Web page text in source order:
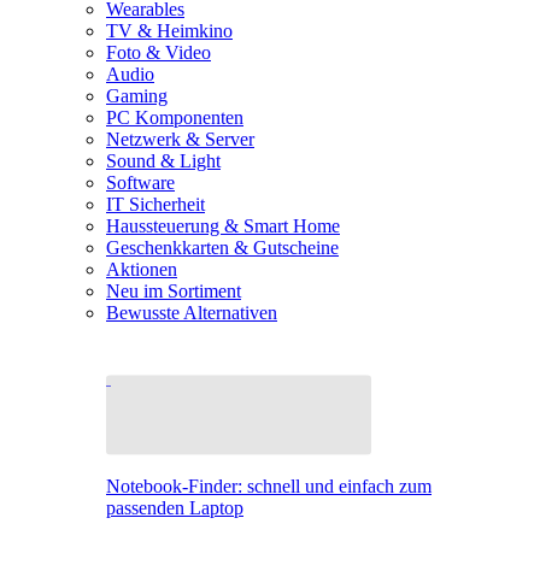
Wearables
TV & Heimkino
Foto & Video
Audio
Gaming
PC Komponenten
Netzwerk & Server
Sound & Light
Software
IT Sicherheit
Haussteuerung & Smart Home
Geschenkkarten & Gutscheine
Aktionen
Neu im Sortiment
Bewusste Alternativen
Notebook-Finder: schnell und einfach zum
passenden Laptop